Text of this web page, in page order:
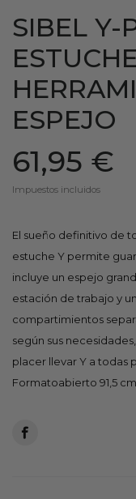
SIBEL Y-
ESPEJO
61,95 €
Impuestos incluidos
El sueño definitivo de
estuche Y permite
incluye un espejo
estación de trabajo y
compartimientos
según sus
placer llevar Y a todas
Formatoabierto 91,5